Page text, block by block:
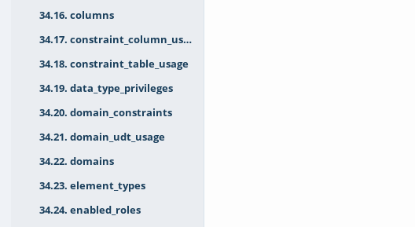
34.16. columns
34.17. constraint_column_usage
34.18. constraint_table_usage
34.19. data_type_privileges
34.20. domain_constraints
34.21. domain_udt_usage
34.22. domains
34.23. element_types
34.24. enabled_roles